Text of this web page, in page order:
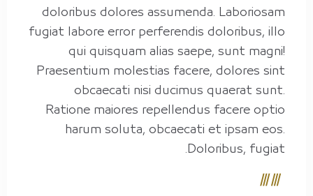
doloribus dolores assumenda. Laboriosam
fugiat labore error perferendis doloribus, illo
qui quisquam alias saepe, sunt magni!
Praesentium molestias facere, dolores sint
obcaecati nisi ducimus quaerat sunt.
Ratione maiores repellendus facere optio
harum soluta, obcaecati et ipsam eos.
Doloribus, fugiat.